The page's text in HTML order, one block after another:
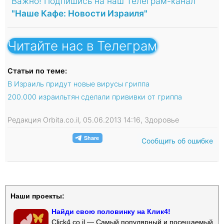
"Наше Кафе: Новости Израиля"
Читайте нас в Телеграм
Статьи по теме:
В Израиль придут новые вирусы гриппа
200.000 израильтян сделали прививки от гриппа
Редакция Orbita.co.il, 05.06.2013 14:16, Здоровье
Сообщить об ошибке
Наши проекты:
Найди свою половинку на Клик4!
Click4.co.il — Самый популярный и посещаемый